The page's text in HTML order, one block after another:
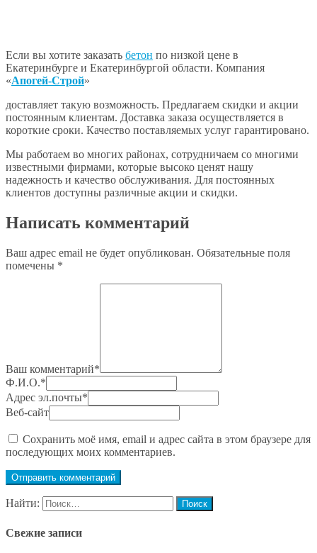
Если вы хотите заказать бетон по низкой цене в
Екатеринбурге и Екатеринбургой области. Компания
«Апогей-Строй»
доставляет такую возможность. Предлагаем скидки и акции
постоянным клиентам. Доставка заказа осуществляется в
короткие сроки. Качество поставляемых услуг гарантировано.
Мы работаем во многих районах, сотрудничаем со многими
известными фирмами, которые высоко ценят нашу
надежность и качество обслуживания. Для постоянных
клиентов доступны различные акции и скидки.
Написать комментарий
Ваш адрес email не будет опубликован. Обязательные поля
помечены *
Ваш комментарий*
Ф.И.О.*
Адрес эл.почты*
Веб-сайт
Сохранить моё имя, email и адрес сайта в этом браузере для
последующих моих комментариев.
Найти:
Свежие записи